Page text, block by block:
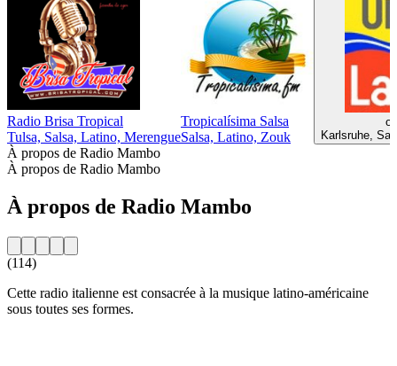
Radio Brisa Tropical
Tulsa, Salsa, Latino, Merengue
Tropicalísima Salsa
Salsa, Latino, Zouk
Karlsruhe,
À propos de Radio Mambo
À propos de Radio Mambo
À propos de Radio Mambo
(114)
Cette radio italienne est consacrée à la musique latino-américaine
sous toutes ses formes.